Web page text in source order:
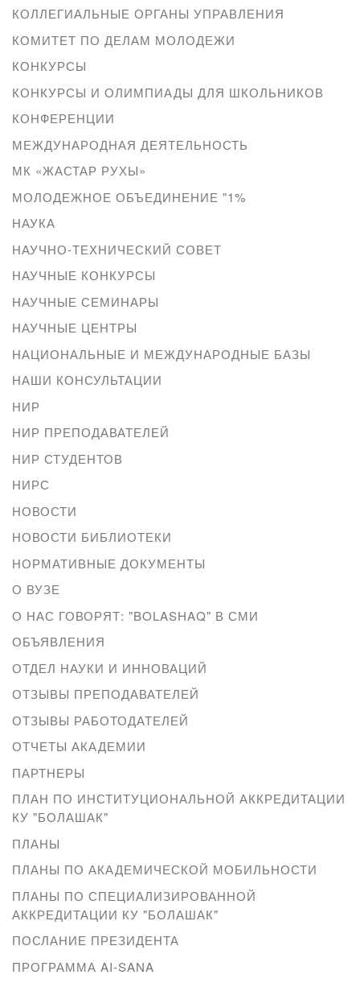
КОЛЛЕГИАЛЬНЫЕ ОРГАНЫ УПРАВЛЕНИЯ
КОМИТЕТ ПО ДЕЛАМ МОЛОДЕЖИ
КОНКУРСЫ
КОНКУРСЫ И ОЛИМПИАДЫ ДЛЯ ШКОЛЬНИКОВ
КОНФЕРЕНЦИИ
МЕЖДУНАРОДНАЯ ДЕЯТЕЛЬНОСТЬ
МК «ЖАСТАР РУХЫ»
МОЛОДЕЖНОЕ ОБЪЕДИНЕНИЕ "1%
НАУКА
НАУЧНО-ТЕХНИЧЕСКИЙ СОВЕТ
НАУЧНЫЕ КОНКУРСЫ
НАУЧНЫЕ СЕМИНАРЫ
НАУЧНЫЕ ЦЕНТРЫ
НАЦИОНАЛЬНЫЕ И МЕЖДУНАРОДНЫЕ БАЗЫ
НАШИ КОНСУЛЬТАЦИИ
НИР
НИР ПРЕПОДАВАТЕЛЕЙ
НИР СТУДЕНТОВ
НИРС
НОВОСТИ
НОВОСТИ БИБЛИОТЕКИ
НОРМАТИВНЫЕ ДОКУМЕНТЫ
О ВУЗЕ
О НАС ГОВОРЯТ: "BOLASHAQ" В СМИ
ОБЪЯВЛЕНИЯ
ОТДЕЛ НАУКИ И ИННОВАЦИЙ
ОТЗЫВЫ ПРЕПОДАВАТЕЛЕЙ
ОТЗЫВЫ РАБОТОДАТЕЛЕЙ
ОТЧЕТЫ АКАДЕМИИ
ПАРТНЕРЫ
ПЛАН ПО ИНСТИТУЦИОНАЛЬНОЙ АККРЕДИТАЦИИ
КУ "БОЛАШАК"
ПЛАНЫ
ПЛАНЫ ПО АКАДЕМИЧЕСКОЙ МОБИЛЬНОСТИ
ПЛАНЫ ПО СПЕЦИАЛИЗИРОВАННОЙ
АККРЕДИТАЦИИ КУ "БОЛАШАК"
ПОСЛАНИЕ ПРЕЗИДЕНТА
ПРОГРАММА AI-SANA